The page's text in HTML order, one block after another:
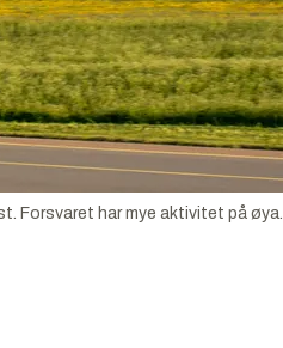
Forsvaret har mye aktivitet på øya.